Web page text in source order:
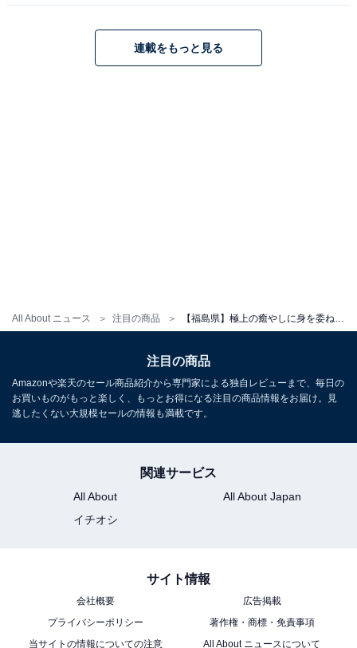
All About ニュース 注目の商品
会津東山温泉 くつろぎ宿 新滝は、江戸時代に会津藩公の
アクセス
所在地：福島県会津若松市東山町湯本川向222
大人1名（参考価格）：1万2800円
※プラン・部屋により価格は変動します
チェックイン・チェックアウト
チェックイン：15:00
連載をもっと見る
注目の商品
Amazonや楽天のセール商品紹介から専門家による独自レビューまで、毎日の
お買いものがもっと楽しく、もっとお得になる注目の商品情報をお届け。見
逃したくない大規模セールの情報も満載です。
関連サービス
All About
All About Japan
イチオシ
サイト情報
会社概要
広告掲載
プライバシーポリシー
著作権・商標・免責事項
当サイトの情報についての注意
All About ニュースについて